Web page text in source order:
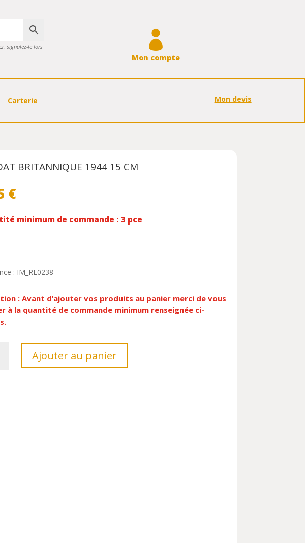
signalez-le lors

Mon compte
Carterie Mon devis
BRITANNIQUE 1944 15 CM
€
minimum de commande : 3 pce
: IM_RE0238
: Avant d’ajouter vos produits au panier merci de vous
à la quantité de commande minimum renseignée ci-
Ajouter au panier